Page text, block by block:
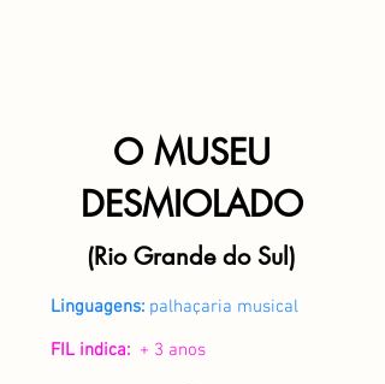
O MUSEU
DESMIOLADO
(Rio Grande do Sul)
Linguagens: palhaçaria musical
FIL indica: + 3 anos